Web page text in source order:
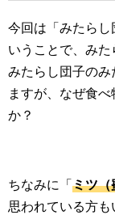
今回は「みたら
いうことで、みた
みたらし団子の
ますが、なぜ食
か？
ちなみに「ミツ（
思われている方も
ためになる雑学
スポーツ雑学
食べ物雑学
生活雑学